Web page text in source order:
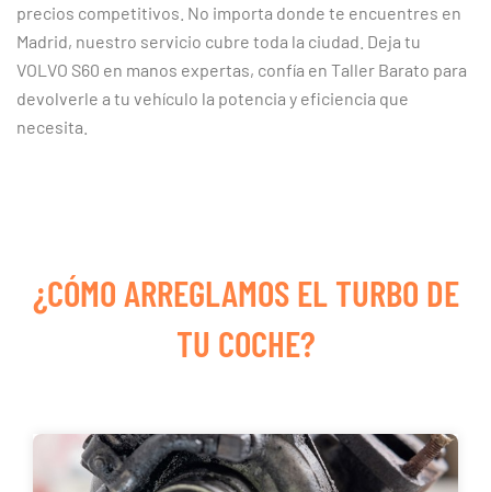
precios competitivos. No importa donde te encuentres en
Madrid, nuestro servicio cubre toda la ciudad. Deja tu
VOLVO S60 en manos expertas, confía en Taller Barato para
devolverle a tu vehículo la potencia y eficiencia que
necesita.
¿CÓMO ARREGLAMOS EL TURBO DE
TU COCHE?